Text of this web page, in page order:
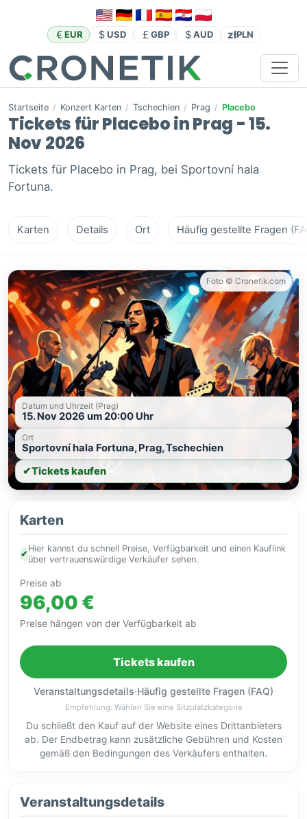
EUR USD GBP AUD złPLN
Startseite / Konzert Karten / Tschechien / Prag / Placebo
Tickets für Placebo in Prag - 15.
Nov 2026
Tickets für Placebo in Prag, bei Sportovní hala
Fortuna.
Karten Details Ort Häufig gestellte Fragen
Foto © Cronetik.com
Datum und Uhrzeit (Prag)
15. Nov 2026 um 20:00 Uhr
Ort
Sportovní hala Fortuna, Prag, Tschechien
✔Tickets kaufen
Karten
✔
Hier kannst du schnell Preise, Verfügbarkeit und einen Kauflink
über vertrauenswürdige Verkäufer sehen.
Preise ab
96,00 €
Preise hängen von der Verfügbarkeit ab
Tickets kaufen
Veranstaltungsdetails·Häufig gestellte Fragen (FAQ)
Empfehlung: Wählen Sie eine Sitzplatzkategorie
Du schließt den Kauf auf der Website eines Drittanbieters
ab. Der Endbetrag kann zusätzliche Gebühren und Kosten
gemäß den Bedingungen des Verkäufers enthalten.
Veranstaltungsdetails